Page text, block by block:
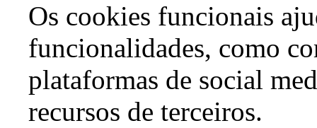
Os cookies funcionais
funcionalidades, como
plataformas de social
recursos de terceiros.